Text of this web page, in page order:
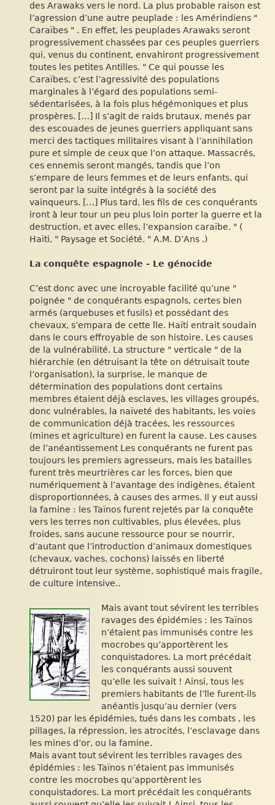
des Arawaks vers le nord. La plus probable raison est
l’agression d’une autre peuplade : les Amérindiens "
Caraïbes " . En effet, les peuplades Arawaks seront
progressivement chassées par ces peuples guerriers
qui, venus du continent, envahiront progressivement
toutes les petites Antilles. " Ce qui pousse les
Caraïbes, c’est l’agressivité des populations
marginales à l’égard des populations semi-
sédentarisées, à la fois plus hégémoniques et plus
prospères. […] Il s’agit de raids brutaux, menés par
des escouades de jeunes guerriers appliquant sans
merci des tactiques militaires visant à l’annihilation
pure et simple de ceux que l’on attaque. Massacrés,
ces ennemis seront mangés, tandis que l’on
s’empare de leurs femmes et de leurs enfants, qui
seront par la suite intégrés à la société des
vainqueurs. […] Plus tard, les fils de ces conquérants
iront à leur tour un peu plus loin porter la guerre et la
destruction, et avec elles, l’expansion caraïbe. " (
Haïti, " Paysage et Société. " A.M. D’Ans .)
La conquête espagnole - Le génocide
C’est donc avec une incroyable facilité qu’une "
poignée " de conquérants espagnols, certes bien
armés (arquebuses et fusils) et possédant des
chevaux, s’empara de cette île. Haïti entrait soudain
dans le cours effroyable de son histoire. Les causes
de la vulnérabilité. La structure " verticale " de la
hiérarchie (en détruisant la tête on détruisait toute
l’organisation), la surprise, le manque de
détermination des populations dont certains
membres étaient déjà esclaves, les villages groupés,
donc vulnérables, la naïveté des habitants, les voies
de communication déjà tracées, les ressources
(mines et agriculture) en furent la cause. Les causes
de l’anéantissement Les conquérants ne furent pas
toujours les premiers agresseurs, mais les batailles
furent très meurtrières car les forces, bien que
numériquement à l’avantage des indigènes, étaient
disproportionnées, à causes des armes. Il y eut aussi
la famine : les Taïnos furent rejetés par la conquête
vers les terres non cultivables, plus élevées, plus
froides, sans aucune ressource pour se nourrir,
d’autant que l’introduction d’animaux domestiques
(chevaux, vaches, cochons) laissés en liberté
détruiront tout leur système, sophistiqué mais fragile,
de culture intensive..
Mais avant tout sévirent les terribles
ravages des épidémies : les Taïnos
n’étaient pas immunisés contre les
mocrobes qu’apportèrent les
conquistadores. La mort précédait
les conquérants aussi souvent
qu’elle les suivait ! Ainsi, tous les
premiers habitants de l’île furent-ils
anéantis jusqu’au dernier (vers
1520) par les épidémies, tués dans les combats , les
pillages, la répression, les atrocités, l’esclavage dans
les mines d’or, ou la famine.
Mais avant tout sévirent les terribles ravages des
épidémies : les Taïnos n’étaient pas immunisés
contre les mocrobes qu’apportèrent les
conquistadores. La mort précédait les conquérants